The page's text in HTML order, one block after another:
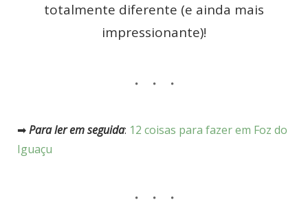
totalmente diferente (e ainda mais
impressionante)!
➡Para ler em seguida: 12 coisas para fazer em Foz do
Iguaçu